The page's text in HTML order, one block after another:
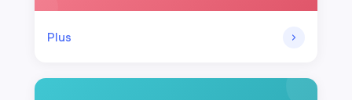
Plus